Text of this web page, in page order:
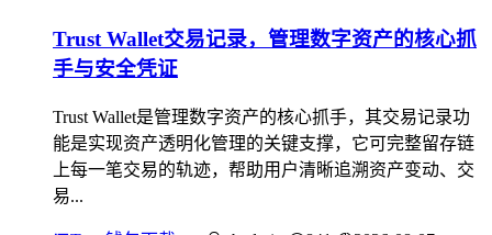
Trust Wallet交易记录，管理数字资产的核心抓
手与安全凭证
Trust Wallet是管理数字资产的核心抓手，其交易记录功
能是实现资产透明化管理的关键支撑，它可完整留存链
上每一笔交易的轨迹，帮助用户清晰追溯资产变动、交
易...